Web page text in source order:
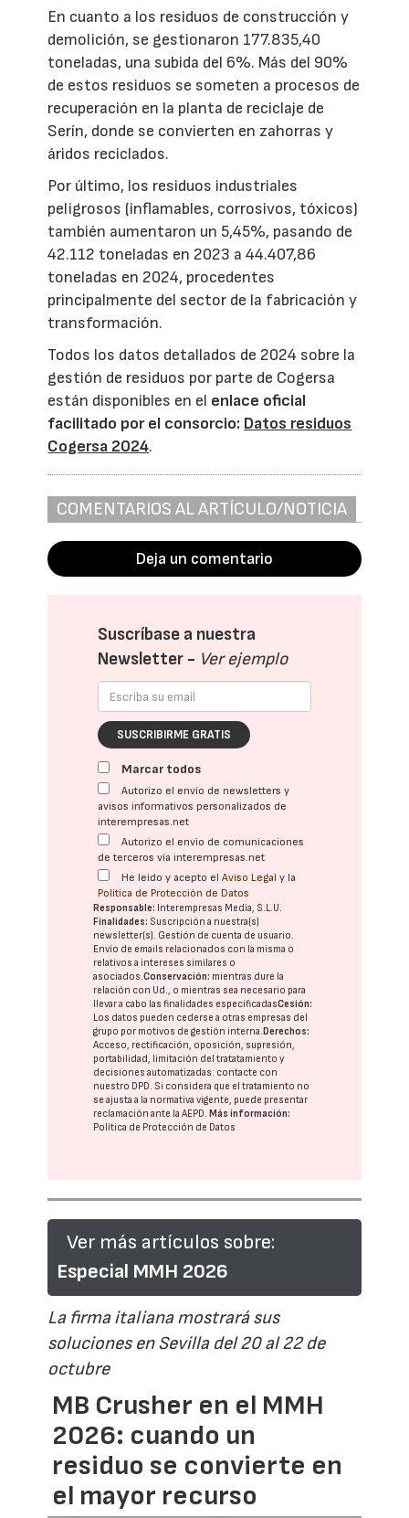
En cuanto a los residuos de construcción y
demolición, se gestionaron 177.835,40
toneladas, una subida del 6%. Más del 90%
de estos residuos se someten a procesos de
recuperación en la planta de reciclaje de
Serín, donde se convierten en zahorras y
áridos reciclados.
Por último, los residuos industriales
peligrosos (inflamables, corrosivos, tóxicos)
también aumentaron un 5,45%, pasando de
42.112 toneladas en 2023 a 44.407,86
toneladas en 2024, procedentes
principalmente del sector de la fabricación y
transformación.
Todos los datos detallados de 2024 sobre la
gestión de residuos por parte de Cogersa
están disponibles en el enlace oficial
facilitado por el consorcio: Datos residuos
Cogersa 2024.
COMENTARIOS AL ARTÍCULO/NOTICIA
Deja un comentario
Suscríbase a nuestra
Newsletter - Ver ejemplo
SUSCRIBIRME GRATIS
Marcar todos
Autorizo el envío de newsletters y
avisos informativos personalizados de
interempresas.net
Autorizo el envío de comunicaciones
de terceros vía interempresas.net
He leído y acepto elAviso Legal y la
Política de Protección de Datos
Responsable: Interempresas Media, S.L.U.
Finalidades: Suscripción a nuestra(s)
newsletter(s). Gestión de cuenta de usuario.
Envío de emails relacionados con la misma o
relativos a intereses similares o
asociados.Conservación: mientras dure la
relación con Ud., o mientras sea necesario para
llevar a cabo las finalidades especificadasCesión:
Los datos pueden cederse a otras empresas del
grupo por motivos de gestión interna. Derechos:
Acceso, rectificación, oposición, supresión,
portabilidad, limitación del tratatamiento y
decisiones automatizadas: contacte con
nuestro DPD. Si considera que el tratamiento no
se ajusta a la normativa vigente, puede presentar
reclamación ante laAEPD. Más información:
Política de Protección de Datos
Ver más artículos sobre:
Especial MMH 2026
La firma italiana mostrará sus
soluciones en Sevilla del 20 al 22 de
octubre
MB Crusher en el MMH
2026: cuando un
residuo se convierte en
el mayor recurso